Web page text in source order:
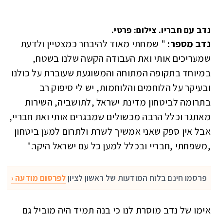
נדב עם חבריו. צילום: פרטי.
נדב מספר: " שמחתי מאוד להיבחר כמצטיין ולדעת
שמעריכים אותי ואת העבודה הקשה שלנו בשטח,
במיוחד בתקופה המתוחה והמשוגעת שעוברת על כולנו
ובעיקר על הלוחמים והלוחמות, יש לי סיפוק רב
בתרומה לביטחון מדינת ישראל ,לתושביה, השירות
מאתגר וכלל הרבה מכשולים שמבגרים אותי ואת חבריי,
אבל אין ספק שאני אמשיך לשרת ולתרום למען ביטחון
,משפחתי ,חבריי ובכלל למען כל עם ישראל היקר."
פרסמו חינם בלוח המודעות של ראשון לציוןלפרסום מודעה ‹
אימו של נדב מוסרת לנו כי בנה תמיד היה מוביל גם